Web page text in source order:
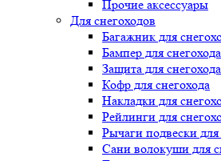
Прочие аксессуары
Для снегоходов
Багажник для
Бампер для снегохода
Защита для снегохода
Кофр для снегохода
Накладки для
Рейлинги для
Рычаги подвески для
Сани волокуши для